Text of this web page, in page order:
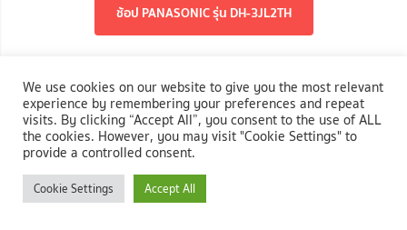
ช้อป PANASONIC รุ่น DH-3JL2TH
ELTRON รุ่น DE 45E
We use cookies on our website to give you the most relevant
experience by remembering your preferences and repeat
visits. By clicking “Accept All”, you consent to the use of ALL
the cookies. However, you may visit "Cookie Settings" to
provide a controlled consent.
Cookie Settings Accept All